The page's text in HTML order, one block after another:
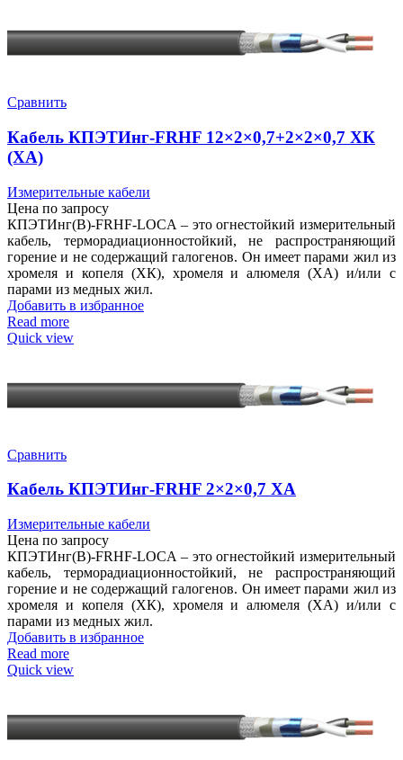
Сравнить
Кабель КПЭТИнг-FRHF 12×2×0,7+2×2×0,7 ХК
(ХА)
Измерительные кабели
Цена по запросу
КПЭТИнг(В)-FRHF-LOCA – это огнестойкий измерительный
кабель, терморадиационностойкий, не распространяющий
горение и не содержащий галогенов. Он имеет парами жил из
хромеля и копеля (ХК), хромеля и алюмеля (ХА) и/или с
парами из медных жил.
Добавить в избранное
Read more
Quick view
Сравнить
Кабель КПЭТИнг-FRHF 2×2×0,7 ХА
Измерительные кабели
Цена по запросу
КПЭТИнг(В)-FRHF-LOCA – это огнестойкий измерительный
кабель, терморадиационностойкий, не распространяющий
горение и не содержащий галогенов. Он имеет парами жил из
хромеля и копеля (ХК), хромеля и алюмеля (ХА) и/или с
парами из медных жил.
Добавить в избранное
Read more
Quick view